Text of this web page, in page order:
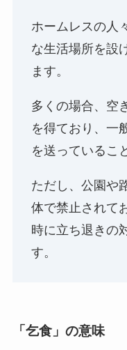
ホームレスの人
な生活場所を設
ます。
多くの場合、空
を得ており、一
を送っているこ
ただし、公園や
体で禁止されて
時に立ち退きの
す。
「乞食」の意味